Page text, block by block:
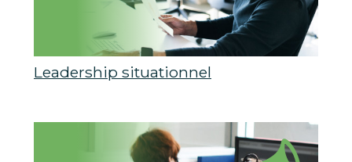
Leadership situationnel